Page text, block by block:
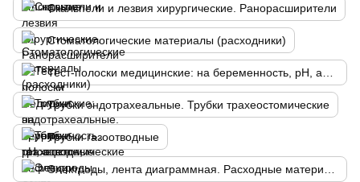
Скальпели и лезвия хирургические. Ранорасширители
Стоматологические материалы (расходники)
Трубки эндотрахеальные. Трубки трахеостомические
Трубки газоотводные